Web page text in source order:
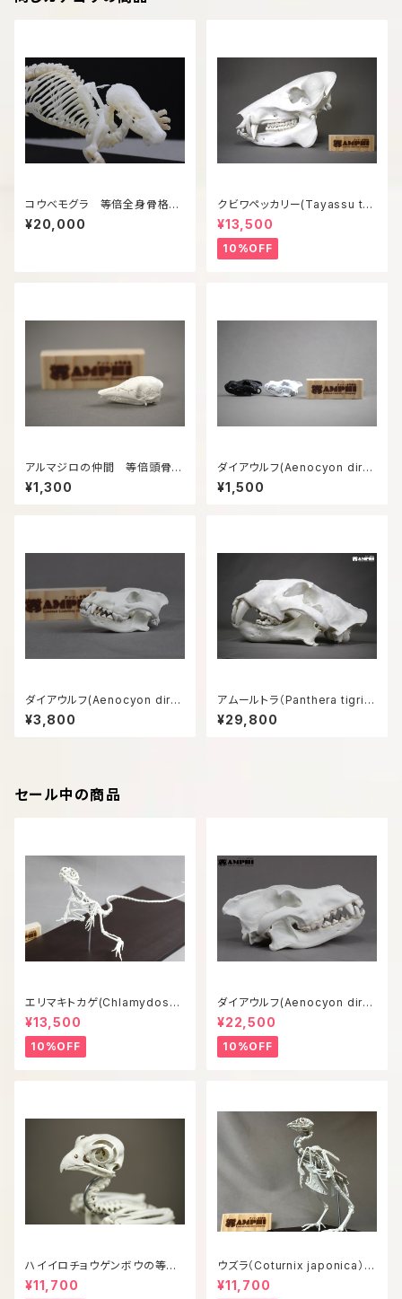
コウベモグラ 等倍全身骨格模
型
¥20,000
クビワペッカリー(Tayassu taj
acui) 等倍頭骨模型
¥13,500
10%OFF
アルマジロの仲間 等倍頭骨模
型
¥1,300
ダイアウルフ(Aenocyon diru
s) 復元頭骨模型6㎝サイズ
¥1,500
ダイアウルフ(Aenocyon diru
s) 復元頭骨模型8㎝サイズ
¥3,800
アムールトラ（Panthera tigris
altaica）等倍頭骨模型
¥29,800
セール中の商品
エリマキトカゲ(Chlamydosau
rus kingii) 等倍全身骨格模型
¥13,500
10%OFF
ダイアウルフ(Aenocyon diru
s) 復元等倍頭骨模型
¥22,500
10%OFF
ハイイロチョウゲンボウの等倍
全身骨格レプリカ
¥11,700
ウズラ（Coturnix japonica）等
倍全身骨格模型
¥11,700